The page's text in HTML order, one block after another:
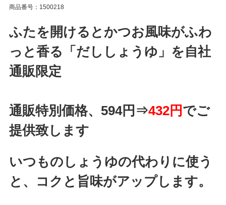
商品番号：1500218
ふたを開けるとかつお風味がふわ
っと香る「だししょうゆ」を自社
通販限定
通販特別価格、594円⇒432円 でご
提供致します
いつものしょうゆの代わりに使う
と、コクと旨味がアップします。